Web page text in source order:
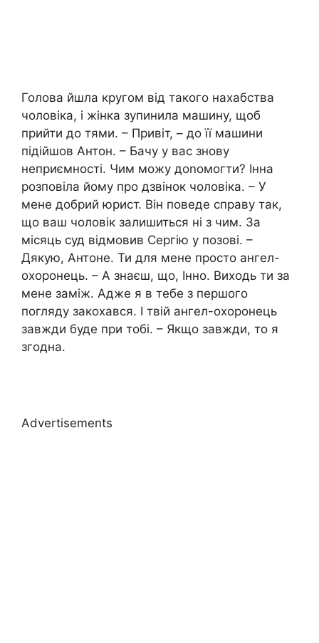
Голова йшла кругом від такого нахабства
чоловіка, і жінка зупинила машину, щоб
прийти до тями. – Привіт, – до її машини
підійшов Антон. – Бачу у вас знову
неприємності. Чим можу доnомогти? Інна
розповіла йому про дзвінок чоловіка. – У
мене добрий юрист. Він поведе справу так,
що ваш чоловік залишиться ні з чим. За
місяць суд відмовив Сергію у позові. –
Дякую, Антоне. Ти для мене просто ангел-
охоронець. – А знаєш, що, Інно. Виходь ти за
мене заміж. Адже я в тебе з першого
погляду закохався. І твій ангел-охоронець
завжди буде при тобі. – Якщо завжди, то я
згодна.
Advertisements